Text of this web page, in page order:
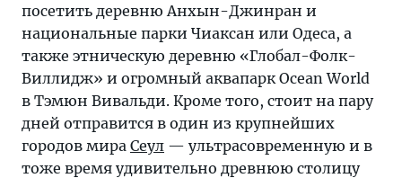
посетить деревню Анхын-Джинран и
национальные парки Чиаксан или Одеса, а
также этническую деревню «Глобал-Фолк-
Виллидж» и огромный аквапарк Ocean World
в Тэмюн Вивальди. Кроме того, стоит на пару
дней отправится в один из крупнейших
городов мира Сеул — ультрасовременную и в
тоже время удивительно древнюю столицу